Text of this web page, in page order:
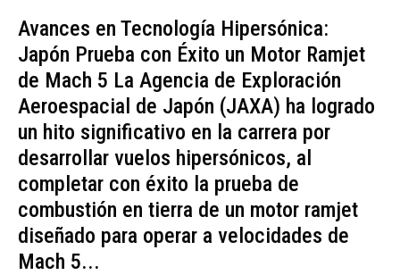
Avances en Tecnología Hipersónica:
Japón Prueba con Éxito un Motor Ramjet
de Mach 5 La Agencia de Exploración
Aeroespacial de Japón (JAXA) ha logrado
un hito significativo en la carrera por
desarrollar vuelos hipersónicos, al
completar con éxito la prueba de
combustión en tierra de un motor ramjet
diseñado para operar a velocidades de
Mach 5...